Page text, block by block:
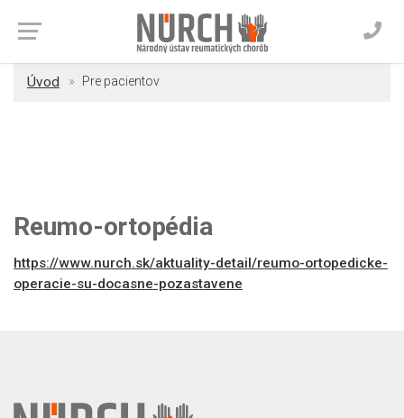
Úvod Pre pacientov
Reumo-ortopédia
https://www.nurch.sk/aktuality-detail/reumo-ortopedicke-
operacie-su-docasne-pozastavene